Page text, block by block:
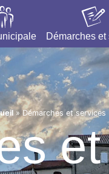
Démarches et
»Démarches et services